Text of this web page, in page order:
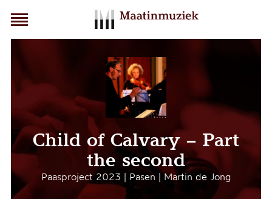
Child of Calvary – Part
the second
Paasproject 2023 | Pasen | Martin de Jong